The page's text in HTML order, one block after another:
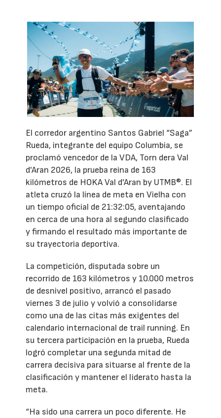
El corredor argentino Santos Gabriel “Saga”
Rueda, integrante del equipo Columbia, se
proclamó vencedor de la VDA, Torn dera Val
d'Aran 2026, la prueba reina de 163
kilómetros de HOKA Val d'Aran by UTMB®. El
atleta cruzó la línea de meta en Vielha con
un tiempo oficial de 21:32:05, aventajando
en cerca de una hora al segundo clasificado
y firmando el resultado más importante de
su trayectoria deportiva.
La competición, disputada sobre un
recorrido de 163 kilómetros y 10.000 metros
de desnivel positivo, arrancó el pasado
viernes 3 de julio y volvió a consolidarse
como una de las citas más exigentes del
calendario internacional de trail running. En
su tercera participación en la prueba, Rueda
logró completar una segunda mitad de
carrera decisiva para situarse al frente de la
clasificación y mantener el liderato hasta la
meta.
“Ha sido una carrera un poco diferente. He